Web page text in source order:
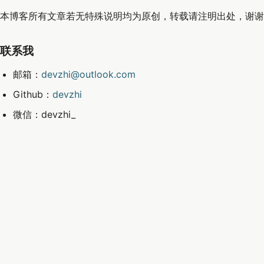
本博客所有文章若无特殊说明均为原创，转载请注明出处，谢
联系我
邮箱： devzhi@outlook.com
Github： devzhi
微信：devzhi_